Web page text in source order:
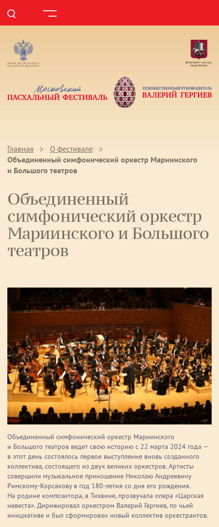
Главная
О фестивале
Объединенный симфонический оркестр Мариинского
и Большого театров
Объединенный
симфонический оркестр
Мариинского и Большого
театров
Объединенный симфонический оркестр Мариинского
и Большого театров ведет свою историю с 22 марта 2024 года —
в этот день состоялось первое выступление вновь созданного
коллектива, состоящего из двух великих оркестров. Артисты
совершили музыкальное приношение Николаю Андреевичу
Римскому-Корсакову в год 180-летия со дня его рождения.
На родине композитора, в Тихвине, прозвучала опера «Царская
невеста». Дирижировал оркестром Валерий Гергиев, по чьей
инициативе и был сформирован новый коллектив оркестрантов.